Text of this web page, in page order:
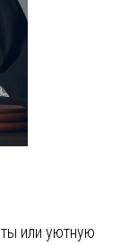
или уютную